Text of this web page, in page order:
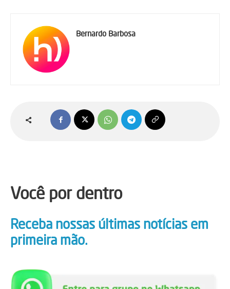
Bernardo Barbosa
Você por dentro
Receba nossas últimas notícias em
primeira mão.